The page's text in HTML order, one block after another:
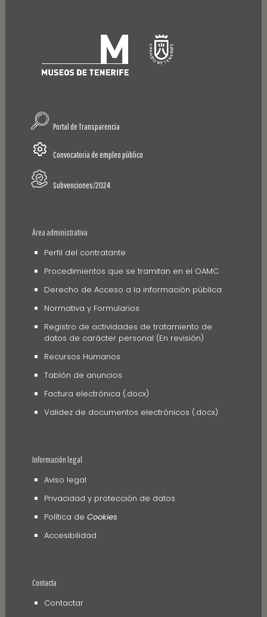
Portal de Transparencia
Convocatoria de empleo público
Subvenciones/2024
Área administrativa
Perfil del contratante
Procedimientos que se tramitan en el OAMC
Derecho de Acceso a la información pública
Normativa y Formularios
Registro de actividades de tratamiento de
datos de carácter personal (En revisión)
Recursos Humanos
Tablón de anuncios
Factura electrónica (.docx)
Validez de documentos electrónicos (.docx)
Información legal
Aviso legal
Privacidad y protección de datos
Política de Cookies
Accesibilidad
Contacta
Contactar